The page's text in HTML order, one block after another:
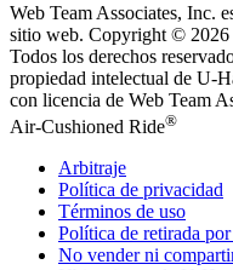
Web Team Associates, Inc.
sitio web. Copyright © 2026
Todos los derechos
propiedad intelectual de U-
con licencia de Web Team
Air-Cushioned Ride®
Arbitraje
Política de privacidad
Términos de uso
Política de retirada
No vender ni